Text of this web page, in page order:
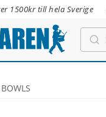
1500kr till hela Sverige